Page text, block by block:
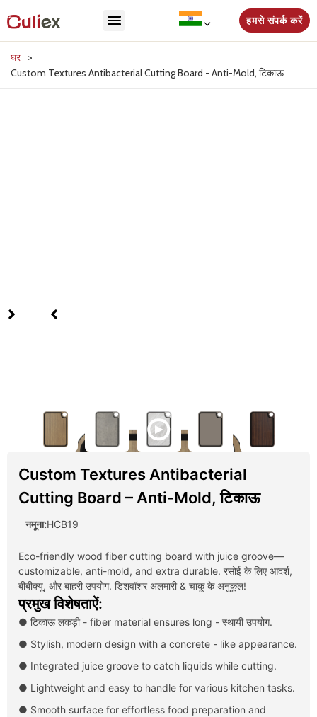
हमसे संपर्क करें
घर
>
Custom Textures Antibacterial Cutting Board - Anti-Mold, टिकाऊ
Custom Textures Antibacterial
Cutting Board – Anti-Mold, टिकाऊ
नमूना:HCB19
Eco-friendly wood fiber cutting board with juice groove—
customizable, anti-mold, and extra durable. रसोई के लिए आदर्श,
बीबीक्यू, और बाहरी उपयोग. डिशवॉशर अलमारी & चाकू के अनुकूल!
प्रमुख विशेषताऐं:
● टिकाऊ लकड़ी - fiber material ensures long - स्थायी उपयोग.
● Stylish, modern design with a concrete - like appearance.
● Integrated juice groove to catch liquids while cutting.
● Lightweight and easy to handle for various kitchen tasks.
● Smooth surface for effortless food preparation and